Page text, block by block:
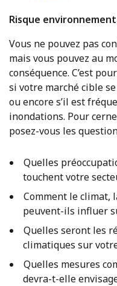
Risque
Vous ne pouvez pas
mais vous pouvez au
conséquence. C’est
si votre marché cible
ou encore s’il est
inondations. Pour
posez-vous les
Quelles
touchent votre
Comment le climat,
peuvent-ils influer
Quelles seront les
climatiques sur
Quelles mesures
devra-t-elle